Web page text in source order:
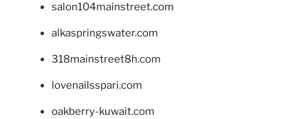
salon104mainstreet.com
alkaspringswater.com
318mainstreet8h.com
lovenailsspari.com
oakberry-kuwait.com